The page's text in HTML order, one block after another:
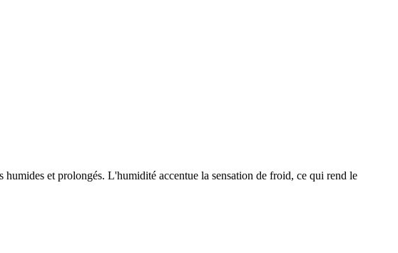
humides et prolongés. L'humidité accentue la sensation de froid, ce qui rend le